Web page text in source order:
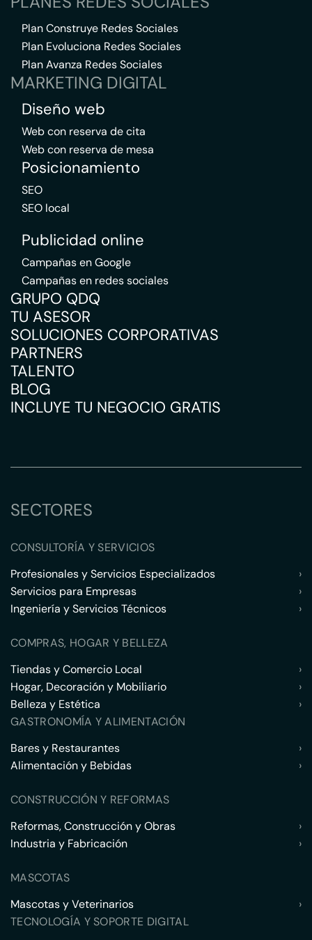
Plan Construye Redes Sociales
Plan Evoluciona Redes Sociales
Plan Avanza Redes Sociales
MARKETING DIGITAL
Diseño web
Web con reserva de cita
Web con reserva de mesa
Posicionamiento
SEO
SEO local
Publicidad online
Campañas en Google
Campañas en redes sociales
GRUPO QDQ
TU ASESOR
SOLUCIONES CORPORATIVAS
PARTNERS
TALENTO
BLOG
INCLUYE TU NEGOCIO GRATIS
SECTORES
CONSULTORÍA Y SERVICIOS
Profesionales y Servicios Especializados
›
Servicios para Empresas
›
Ingeniería y Servicios Técnicos
›
COMPRAS, HOGAR Y BELLEZA
Tiendas y Comercio Local
›
Hogar, Decoración y Mobiliario
›
Belleza y Estética
›
GASTRONOMÍA Y ALIMENTACIÓN
Bares y Restaurantes
›
Alimentación y Bebidas
›
CONSTRUCCIÓN Y REFORMAS
Reformas, Construcción y Obras
›
Industria y Fabricación
›
MASCOTAS
Mascotas y Veterinarios
›
TECNOLOGÍA Y SOPORTE DIGITAL